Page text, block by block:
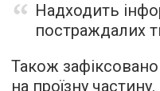
Надходить
постраждалих
Також
на проїзну частину.